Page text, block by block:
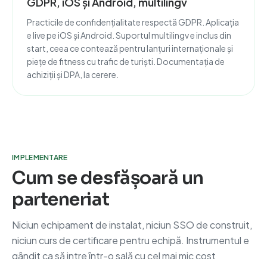
Practicile de confidențialitate respectă GDPR. Aplicația
e live pe iOS și Android. Suportul multilingv e inclus din
start, ceea ce contează pentru lanțuri internaționale și
piețe de fitness cu trafic de turiști. Documentația de
achiziții și DPA, la cerere.
IMPLEMENTARE
Cum se desfășoară un
parteneriat
Niciun echipament de instalat, niciun SSO de construit,
niciun curs de certificare pentru echipă. Instrumentul e
gândit ca să intre într-o sală cu cel mai mic cost